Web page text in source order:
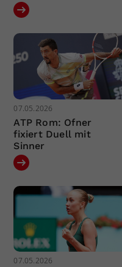
07.05.2026
ATP Rom: Ofner
fixiert Duell mit
Sinner
07.05.2026